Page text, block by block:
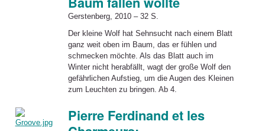
Gerstenberg, 2010 – 32 S.
Der kleine Wolf hat Sehnsucht nach einem Blatt
ganz weit oben im Baum, das er fühlen und
schmecken möchte. Als das Blatt auch im
Winter nicht herabfällt, wagt der große Wolf den
gefährlichen Aufstieg, um die Augen des Kleinen
zum Leuchten zu bringen. Ab 4.
Pierre Ferdinand et les